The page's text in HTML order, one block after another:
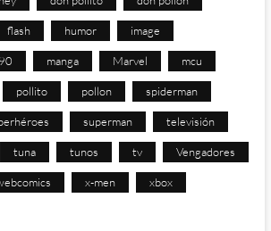
flash humor image
manga Marvel mcu
pollito pollon spiderman
superman televisión
tuna tunos tv Vengadores
x-men xbox